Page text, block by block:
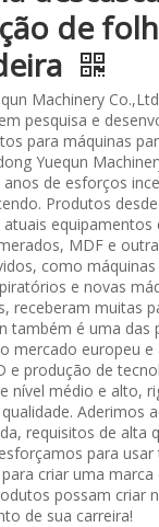
de
Machinery
pesquisa e
para máquinas
Yuequn
de esforços
Produtos
equipamentos
MDF e
como
e novas
receberam muitas
também é uma das
mercado europeu e
e produção de
nível médio e alto,
Aderimos
requisitos de alta
para
criar uma marca
possam criar
de sua carreira!